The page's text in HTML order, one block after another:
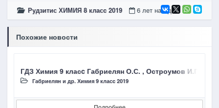
Рудзитис ХИМИЯ 8 класc 2019 6 лет назад
Похожие новости
ГДЗ Химия 9 класc Габриелян О.С. , Остроумов И.Г.,
Габриелян и др. Химия 9 класc 2019